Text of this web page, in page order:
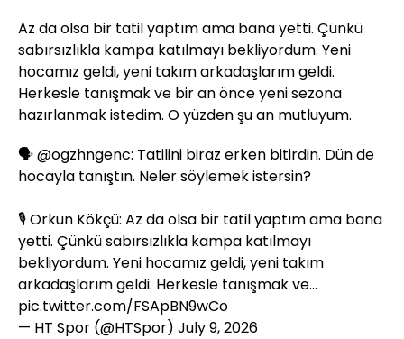
Az da olsa bir tatil yaptım ama bana yetti. Çünkü
sabırsızlıkla kampa katılmayı bekliyordum. Yeni
hocamız geldi, yeni takım arkadaşlarım geldi.
Herkesle tanışmak ve bir an önce yeni sezona
hazırlanmak istedim. O yüzden şu an mutluyum.
🗣️@ogzhngenc: Tatilini biraz erken bitirdin. Dün de
hocayla tanıştın. Neler söylemek istersin?
🎙️ Orkun Kökçü: Az da olsa bir tatil yaptım ama bana
yetti. Çünkü sabırsızlıkla kampa katılmayı
bekliyordum. Yeni hocamız geldi, yeni takım
arkadaşlarım geldi. Herkesle tanışmak ve…
pic.twitter.com/FSApBN9wCo
— HT Spor (@HTSpor) July 9, 2026